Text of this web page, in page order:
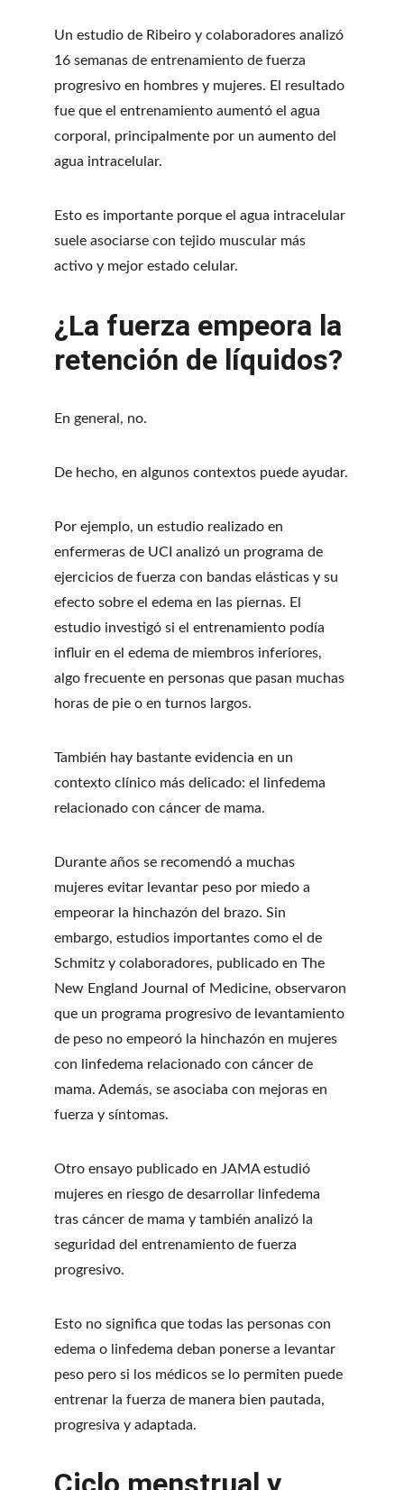
Un estudio de Ribeiro y colaboradores analizó
16 semanas de entrenamiento de fuerza
progresivo en hombres y mujeres. El resultado
fue que el entrenamiento aumentó el agua
corporal, principalmente por un aumento del
agua intracelular.
Esto es importante porque el agua intracelular
suele asociarse con tejido muscular más
activo y mejor estado celular.
¿La fuerza empeora la
retención de líquidos?
En general, no.
De hecho, en algunos contextos puede ayudar.
Por ejemplo, un estudio realizado en
enfermeras de UCI analizó un programa de
ejercicios de fuerza con bandas elásticas y su
efecto sobre el edema en las piernas. El
estudio investigó si el entrenamiento podía
influir en el edema de miembros inferiores,
algo frecuente en personas que pasan muchas
horas de pie o en turnos largos.
También hay bastante evidencia en un
contexto clínico más delicado: el linfedema
relacionado con cáncer de mama.
Durante años se recomendó a muchas
mujeres evitar levantar peso por miedo a
empeorar la hinchazón del brazo. Sin
embargo, estudios importantes como el de
Schmitz y colaboradores, publicado en The
New England Journal of Medicine, observaron
que un programa progresivo de levantamiento
de peso no empeoró la hinchazón en mujeres
con linfedema relacionado con cáncer de
mama. Además, se asociaba con mejoras en
fuerza y síntomas.
Otro ensayo publicado en JAMA estudió
mujeres en riesgo de desarrollar linfedema
tras cáncer de mama y también analizó la
seguridad del entrenamiento de fuerza
progresivo.
Esto no significa que todas las personas con
edema o linfedema deban ponerse a levantar
peso pero si los médicos se lo permiten puede
entrenar la fuerza de manera bien pautada,
progresiva y adaptada.